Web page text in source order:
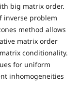
big matrix order.
inverse problem
method allows
matrix order
conditionality.
for uniform
inhomogeneities